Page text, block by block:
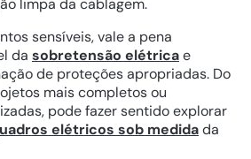
limpa da cablagem.
sensíveis, vale a pena
da sobretensão elétricae
de proteções apropriadas. Do
mais completos ou
pode fazer sentido explorar
elétricos sob medidada